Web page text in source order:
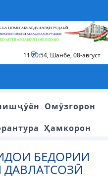
11:20:54, Шанбе, 08-август
Омӯзгорон
Ҳамкорон
БЕДОРИИ